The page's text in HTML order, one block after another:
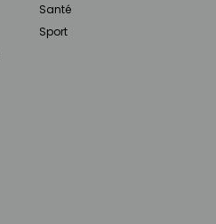
Santé
Sport